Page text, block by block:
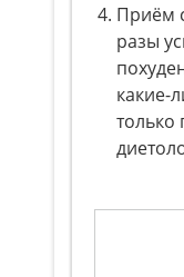
Приём
разы
какие-
только